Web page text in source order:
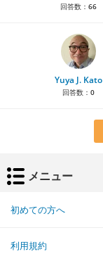
回答数： 66
Yuya J. Kato
回答数： 0
メニュー
初めての方へ
利用規約